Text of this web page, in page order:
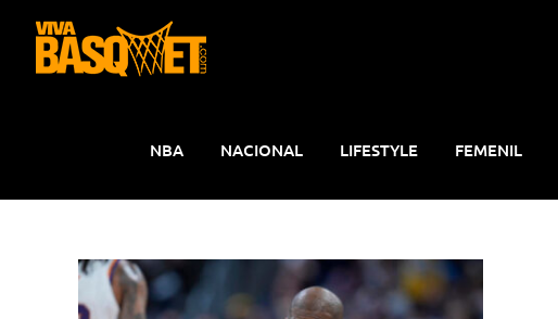
contenido
NBA NACIONAL LIFESTYLE FEMENIL